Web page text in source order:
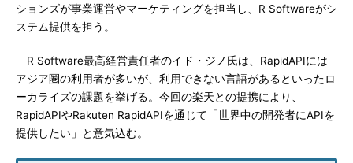
ションズが事業運営やマーケティングを担当し、R Softwareがシ
ステム提供を担う。
R Software最高経営責任者のイド・ジノ氏は、RapidAPIには
アジア圏の利用者が多いが、利用できない言語があるといったロ
ーカライズの課題を挙げる。今回の楽天との提携により、
RapidAPIやRakuten RapidAPIを通じて「世界中の開発者にAPIを
提供したい」と意気込む。